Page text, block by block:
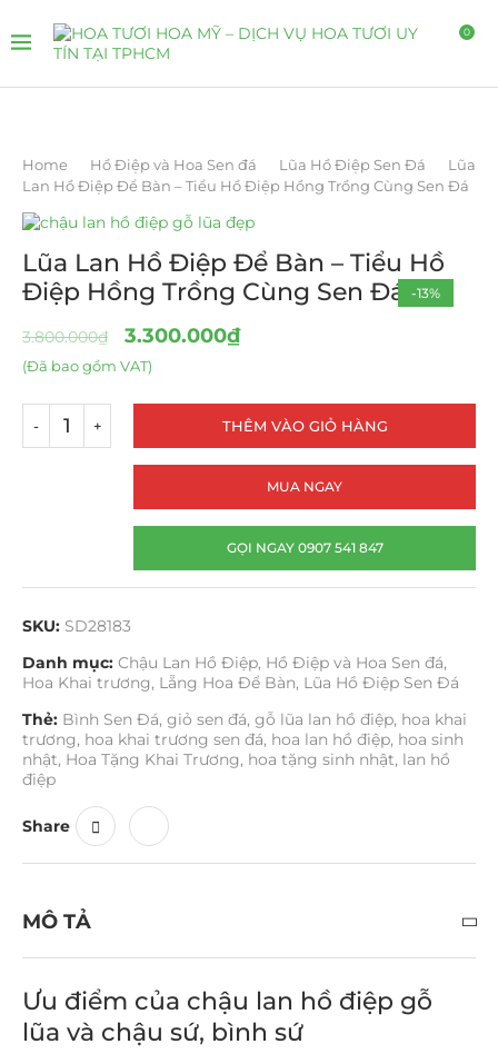
0
Home Hồ Điệp và Hoa Sen đá Lũa Hồ Điệp Sen Đá
Lũa
Lan Hồ Điệp Để Bàn – Tiểu Hồ Điệp Hồng Trồng Cùng Sen Đá
-13%
Lũa Lan Hồ Điệp Để Bàn – Tiểu Hồ
Điệp Hồng Trồng Cùng Sen Đá
3.800.000₫ 3.300.000₫
(Đã bao gồm VAT)
THÊM VÀO GIỎ HÀNG
MUA NGAY
GỌI NGAY 0907 541 847
SKU: SD28183
Danh mục: Chậu Lan Hồ Điệp, Hồ Điệp và Hoa Sen đá,
Hoa Khai trương, Lẵng Hoa Để Bàn, Lũa Hồ Điệp Sen Đá
Thẻ: Bình Sen Đá, giỏ sen đá, gỗ lũa lan hồ điệp, hoa khai
trương, hoa khai trương sen đá, hoa lan hồ điệp, hoa sinh
nhật, Hoa Tặng Khai Trương, hoa tặng sinh nhật, lan hồ
điệp
Share
MÔ TẢ
Ưu điểm của chậu lan hồ điệp gỗ
lũa và chậu sứ, bình sứ